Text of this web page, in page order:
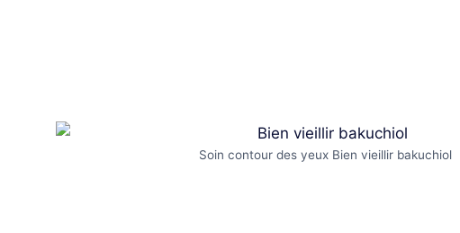
Soin contour des yeux Bien vieillir bakuchiol